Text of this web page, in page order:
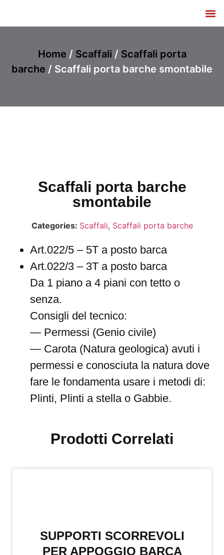
Home / Scaffali / Scaffali porta
barche / Scaffali porta barche smontabile
Scaffali porta barche
smontabile
Categories: Scaffali, Scaffali porta barche
Art.022/5 – 5T a posto barca
Art.022/3 – 3T a posto barca
Da 1 piano a 4 piani con tetto o
senza.
Consigli del tecnico:
— Permessi (Genio civile)
— Carota (Natura geologica) avuti i
permessi e conosciuta la natura dove
fare le fondamenta usare i metodi di:
Plinti, Plinti a stella o Gabbie.
Prodotti Correlati
SUPPORTI SCORREVOLI
PER APPOGGIO BARCA